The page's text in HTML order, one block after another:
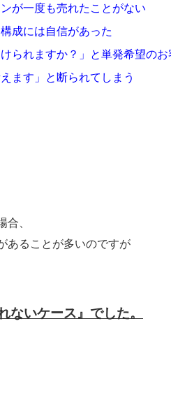
が一度も売れたことがない
成には自信があった
られますか？」と単発希望のお
ます」と断られてしまう
、
あることが多いのですが
ないケース』でした。